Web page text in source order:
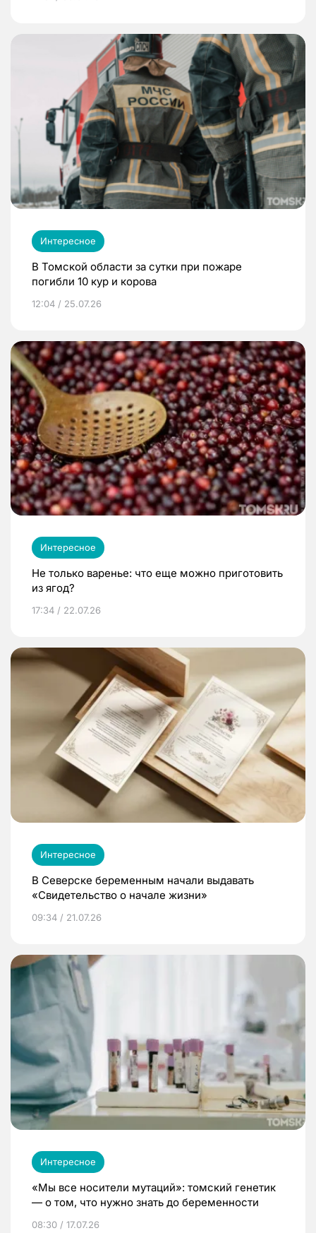
Интересное
В Томской области за сутки при пожаре
погибли 10 кур и корова
12:04 / 25.07.26
Интересное
Не только варенье: что еще можно приготовить
из ягод?
17:34 / 22.07.26
Интересное
В Северске беременным начали выдавать
«Свидетельство о начале жизни»
09:34 / 21.07.26
Интересное
«Мы все носители мутаций»: томский генетик
— о том, что нужно знать до беременности
08:30 / 17.07.26